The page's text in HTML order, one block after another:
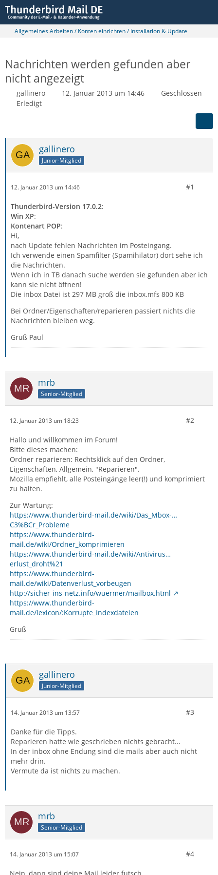
Allgemeines Arbeiten / Konten einrichten / Installation & Update
Nachrichten werden gefunden aber
nicht angezeigt
gallinero 12. Januar 2013 um 14:46
Geschlossen
Erledigt
gallinero
Junior-Mitglied
12. Januar 2013 um 14:46 #1
Thunderbird-Version 17.0.2:
Win XP:
Kontenart POP:
Hi,
nach Update fehlen Nachrichten im Posteingang.
Ich verwende einen Spamfilter (Spamihilator) dort sehe ich
die Nachrichten.
Wenn ich in TB danach suche werden sie gefunden aber ich
kann sie nicht öffnen!
Die inbox Datei ist 297 MB groß die inbox.mfs 800 KB
Bei Ordner/Eigenschaften/reparieren passiert nichts die
Nachrichten bleiben weg.
Gruß Paul
mrb
Senior-Mitglied
12. Januar 2013 um 18:23 #2
Hallo und willkommen im Forum!
Bitte dieses machen:
Ordner reparieren: Rechtsklick auf den Ordner,
Eigenschaften, Allgemein, "Reparieren".
Mozilla empfiehlt, alle Posteingänge leer(!) und komprimiert
zu halten.
Zur Wartung:
https://www.thunderbird-mail.de/wiki/Das_Mbox-…
C3%BCr_Probleme
https://www.thunderbird-
mail.de/wiki/Ordner_komprimieren
https://www.thunderbird-mail.de/wiki/Antivirus…
erlust_droht%21
https://www.thunderbird-
mail.de/wiki/Datenverlust_vorbeugen
http://sicher-ins-netz.info/wuermer/mailbox.html
https://www.thunderbird-
mail.de/lexicon/:Korrupte_Indexdateien
Gruß
gallinero
Junior-Mitglied
14. Januar 2013 um 13:57 #3
Danke für die Tipps.
Reparieren hatte wie geschrieben nichts gebracht...
In der inbox ohne Endung sind die mails aber auch nicht
mehr drin.
Vermute da ist nichts zu machen.
mrb
Senior-Mitglied
14. Januar 2013 um 15:07 #4